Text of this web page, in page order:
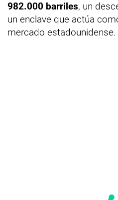
982.000 barriles, un
un enclave que actúa
mercado estadounidense.